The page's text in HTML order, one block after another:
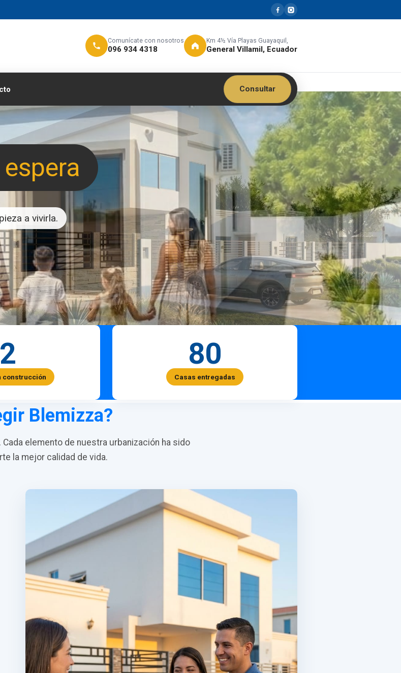
Comunícate con nosotros
096 934 4318
Km 4½ Vía Playas Guayaquil,
General Villamil, Ecuador
Consultar
a vivirla.
2
construcción
80
Casas entregadas
Blemizza?
elemento de nuestra urbanización ha sido
la mejor calidad de vida.